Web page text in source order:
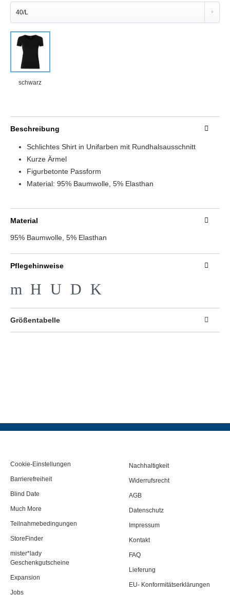
schwarz
Beschreibung
Schlichtes Shirt in Unifarben mit Rundhalsausschnitt
Kurze Ärmel
Figurbetonte Passform
Material: 95% Baumwolle, 5% Elasthan
Material
95% Baumwolle, 5% Elasthan
Pflegehinweise
m H U D K
Größentabelle
Cookie-Einstellungen
Barrierefreiheit
Blind Date
Much More
Teilnahmebedingungen
StoreFinder
mister*lady
Geschenkgutscheine
Expansion
Jobs
Nachhaltigkeit
Widerrufsrecht
AGB
Datenschutz
Impressum
Kontakt
FAQ
Lieferung
EU- Konformitätserklärungen